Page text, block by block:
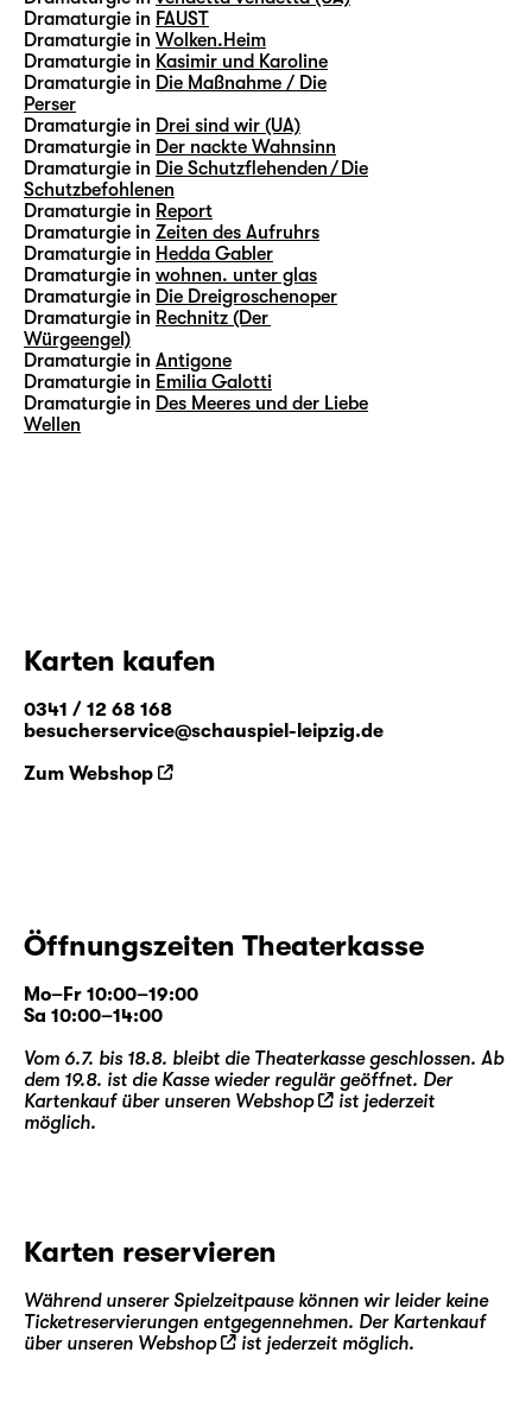
Dramaturgie in FAUST
Dramaturgie in Wolken.Heim
Dramaturgie in Kasimir und Karoline
Dramaturgie in Die Maßnahme / Die
Perser
Dramaturgie in Drei sind wir (UA)
Dramaturgie in Der nackte Wahnsinn
Dramaturgie in Die Schutzflehenden / Die
Schutzbefohlenen
Dramaturgie in Report
Dramaturgie in Zeiten des Aufruhrs
Dramaturgie in Hedda Gabler
Dramaturgie in wohnen. unter glas
Dramaturgie in Die Dreigroschenoper
Dramaturgie in Rechnitz (Der
Würgeengel)
Dramaturgie in Antigone
Dramaturgie in Emilia Galotti
Dramaturgie in Des Meeres und der Liebe
Wellen
Karten kaufen
0341 / 12 68 168
besucherservice@schauspiel-leipzig.de
Zum Webshop
Öffnungszeiten Theaterkasse
Mo–Fr 10:00–19:00
Sa 10:00–14:00
Vom 6.7. bis 18.8. bleibt die Theaterkasse geschlossen. Ab
dem 19.8. ist die Kasse wieder regulär geöffnet. Der
Kartenkauf über unseren Webshop
ist jederzeit
möglich.
Karten reservieren
Während unserer Spielzeitpause können wir leider keine
Ticketreservierungen entgegennehmen. Der Kartenkauf
über unseren Webshop ist jederzeit möglich.